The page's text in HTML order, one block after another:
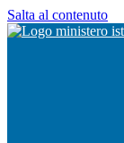
Salta al contenuto